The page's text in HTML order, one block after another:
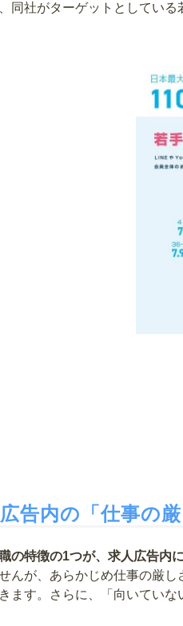
同社がターゲットとしている
告内の「仕事の
の特徴の1つが、求人広告内
んが、あらかじめ仕事の厳
ます。さらに、「向いていな